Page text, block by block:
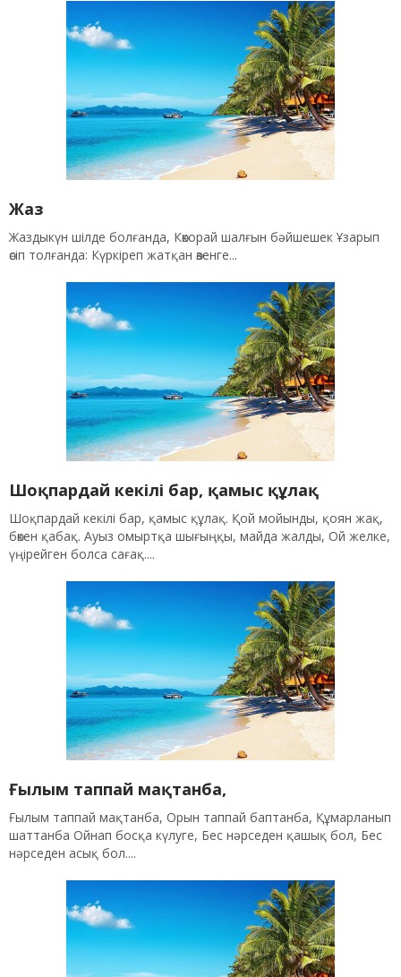
Жаз
Жаздыкүн шілде болғанда, Көкорай шалғын бәйшешек Ұзарып
өсіп толғанда: Күркіреп жатқан өзенге...
Шоқпардай кекілі бар, қамыс құлақ
Шоқпардай кекілі бар, қамыс құлақ. Қой мойынды, қоян жақ,
бөкен қабақ. Ауыз омыртқа шығыңқы, майда жалды, Ой желке,
үңірейген болса сағақ....
Ғылым таппай мақтанба,
Ғылым таппай мақтанба, Орын таппай баптанба, Құмарланып
шаттанба Ойнап босқа күлуге, Бес нәрседен қашық бол, Бес
нәрседен асық бол....